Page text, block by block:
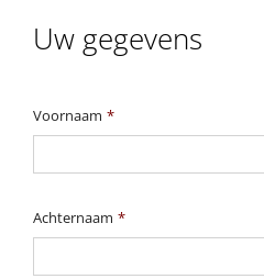
Uw gegevens
Voornaam *
Achternaam *